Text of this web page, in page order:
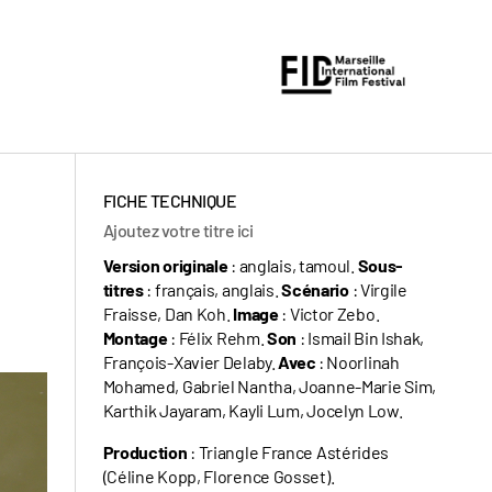
FICHE TECHNIQUE
Ajoutez votre titre ici
Version originale: anglais, tamoul. Sous-
titres: français, anglais.Scénario: Virgile
Fraisse, Dan Koh. Image: Victor Zebo.
Montage: Félix Rehm. Son : Ismail Bin Ishak,
François-Xavier Delaby.Avec : Noorlinah
Mohamed, Gabriel Nantha, Joanne-Marie Sim,
Karthik Jayaram, Kayli Lum, Jocelyn Low.
Production : Triangle France Astérides
(Céline Kopp, Florence Gosset).